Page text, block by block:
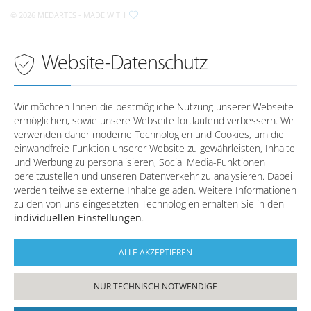
Mittwoch
08:00 - 18:00 Uhr
Telefonzeiten inRegensburg
Montag
08:00 - 12:30 / 14:00 - 17:00
Dienstag
08:00 - 12:30
Mittwoch
08:00 - 12:30 / 14:00 - 17:00
Donnerstag
08:00 - 12:30 / 14:00 - 17:00
Freitag
08:00 - 12:30
Sprechzeiten inWörth a.d. Donau
Montag
-
Dienstag
-
Mittwoch
-
Donnerstag
-
Freitag
-
Telefonzeiten inWörth a.d. Donau
Montag
08:00 - 12:30 / 14:00 - 17:00
08:00 - 12:30 / 14:00 - 17:00
Donnerstag
08:00 - 12:30 / 14:00 - 17:00
© 2026 MEDARTES - MADE WITH
Website-Datenschutz
Wir möchten Ihnen die bestmögliche Nutzung unserer Webseite
ermöglichen, sowie unsere Webseite fortlaufend verbessern. Wir
verwenden daher moderne Technologien und Cookies, um die
einwandfreie Funktion unserer Website zu gewährleisten, Inhalte
und Werbung zu personalisieren, Social Media-Funktionen
bereitzustellen und unseren Datenverkehr zu analysieren. Dabei
werden teilweise externe Inhalte geladen. Weitere Informationen
zu den von uns eingesetzten Technologien erhalten Sie in den
individuellen Einstellungen.
ALLE AKZEPTIEREN
NUR TECHNISCH NOTWENDIGE